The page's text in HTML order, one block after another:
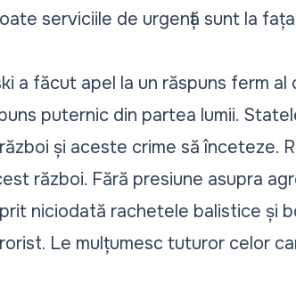
serviciile de urgență sunt la
a făcut apel la un răspuns ferm al
puternic din partea lumii.
și aceste crime să înceteze.
război. Fără presiune asupra
niciodată rachetele balistice și
Le mulțumesc tuturor celor